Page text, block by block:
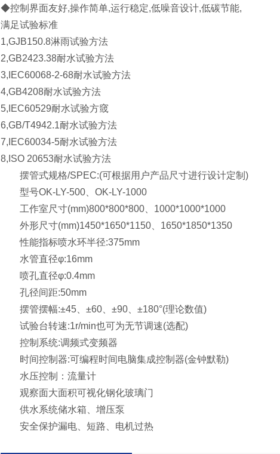
◆控制界面友好,操作简单,运行稳定,低噪音设计,低碳节能,
满足试验标准
1,GJB150.8淋雨试验方法
2,GB2423.38耐水试验方法
3,IEC60068-2-68耐水试验方法
4,GB4208耐水试验方法
5,IEC60529耐水试验方窢
6,GB/T4942.1耐水试验方法
7,IEC60034-5耐水试验方法
8,ISO 20653耐水试验方法
摆管式规格/SPEC:(可根据用户产品尺寸进行设计定制)
型号OK-LY-500、OK-LY-1000
工作室尺寸(mm)800*800*800、1000*1000*1000
外形尺寸(mm)1450*1650*1150、1650*1850*1350
性能指标喷水环半径:375mm
水管直径φ:16mm
喷孔直径φ:0.4mm
孔径间距:50mm
摆管摆幅:±45、±60、±90、±180°(理论数值)
试验台转速:1r/min也可为无节调速(选配)
控制系统:调频式变频器
时间控制器:可编程时间电脑集成控制器(金钟默勒)
水压控制：流量计
观察面大面积可视化钢化玻璃门
供水系统储水箱、增压泵
安全保护漏电、短路、电机过热